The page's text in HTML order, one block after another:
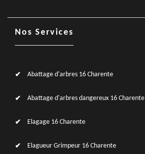
Nos Services
Abattage d'arbres 16 Charente
Abattage d'arbres dangereux 16 Charente
Elagage 16 Charente
Elagueur Grimpeur 16 Charente